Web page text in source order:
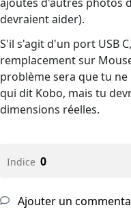
devraient aider).
S'il s'agit d'un port USB
remplacement sur
problème sera que tu
qui dit Kobo, mais tu
dimensions réelles.
Indice 0
Ajouter un